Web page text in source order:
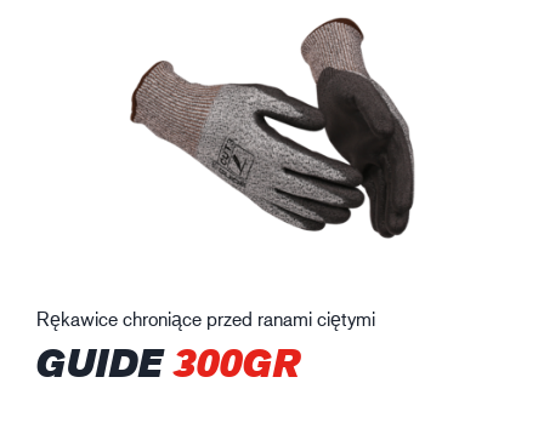
Rękawice chroniące przed ranami ciętymi
GUIDE300GR